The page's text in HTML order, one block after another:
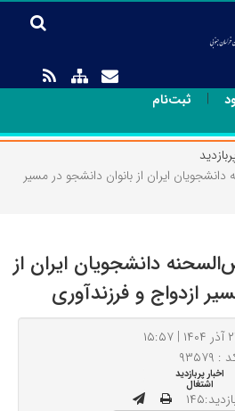
| ثبت‌نام
ایران از بانوان دانشجو در مسیر
دانشجویان ایران از
ازدواج و فرزندآوری
۹۳۵۷۹
اخبار پربازدید
اشتغال